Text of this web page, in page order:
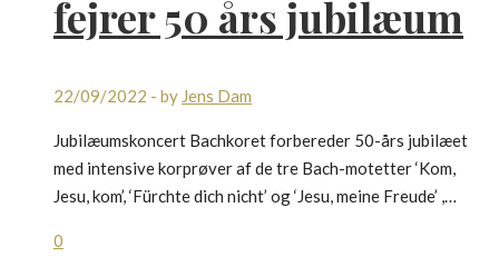
fejrer 50 års jubilæum
22/09/2022 - by Jens Dam
Jubilæumskoncert Bachkoret forbereder 50-års jubilæet
med intensive korprøver af de tre Bach-motetter ‘Kom,
Jesu, kom’, ‘Fürchte dich nicht’ og ‘Jesu, meine Freude’ ,…
0